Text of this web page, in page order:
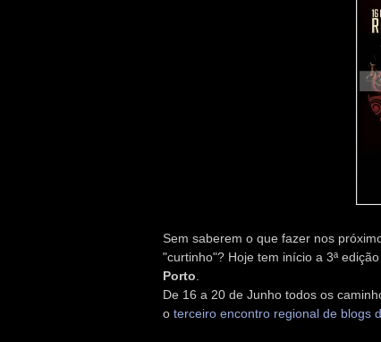
Sem saberem o que fazer nos
"curtinho"? Hoje tem início a 3ª
Porto
De 16 a 20 de Junho todos os
o terceiro encontro regional de blogs